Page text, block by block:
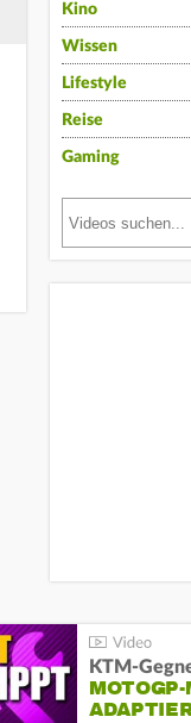
Kino
Wissen
Lifestyle
Reise
Gaming
KTM-